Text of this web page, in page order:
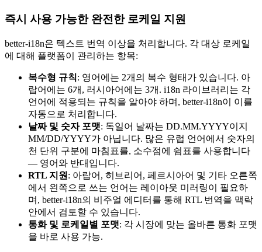
즉시 사용 가능한 완전한 로케일 지원
better-i18n은 텍스트 번역 이상을 처리합니다. 각 대상 로케일
에 대해 플랫폼이 관리하는 항목:
복수형 규칙: 영어에는 2개의 복수 형태가 있습니다. 아
랍어에는 6개, 러시아어에는 3개. i18n 라이브러리는 각
언어에 적용되는 규칙을 알아야 하며, better-i18n이 이를
자동으로 처리합니다.
날짜 및 숫자 포맷: 독일어 날짜는 DD.MM.YYYY이지
MM/DD/YYYY가 아닙니다. 많은 유럽 언어에서 숫자의
천 단위 구분에 마침표를, 소수점에 쉼표를 사용합니다
— 영어와 반대입니다.
RTL 지원 : 아랍어, 히브리어, 페르시아어 및 기타 오른쪽
에서 왼쪽으로 쓰는 언어는 레이아웃 미러링이 필요하
며, better-i18n의 비주얼 에디터를 통해 RTL 번역을 맥락
안에서 검토할 수 있습니다.
통화 및 로케일별 포맷: 각 시장에 맞는 올바른 통화 포맷
을 바로 사용 가능.